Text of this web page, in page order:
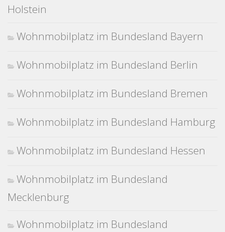
Holstein
Wohnmobilplatz im Bundesland Bayern
Wohnmobilplatz im Bundesland Berlin
Wohnmobilplatz im Bundesland Bremen
Wohnmobilplatz im Bundesland Hamburg
Wohnmobilplatz im Bundesland Hessen
Wohnmobilplatz im Bundesland
Mecklenburg
Wohnmobilplatz im Bundesland